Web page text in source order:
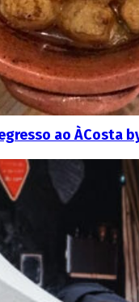
ao ÀCosta